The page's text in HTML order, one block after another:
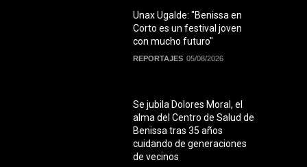
Unax Ugalde: "Benissa en
Corto es un festival joven
con mucho futuro"
REPORTAJES 05/08/2026
Se jubila Dolores Moral, el
alma del Centro de Salud de
Benissa tras 35 años
cuidando de generaciones
de vecinos